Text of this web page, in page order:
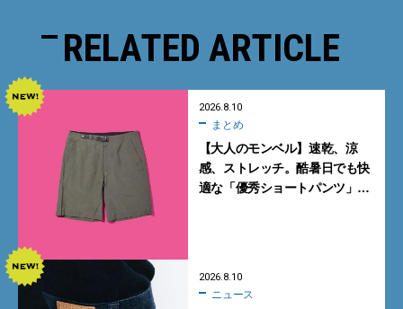
RELATED ARTICLE
2026.8.10
まとめ
【大人のモンベル】速乾、涼
感、ストレッチ。酷暑日でも快
適な「優秀ショートパンツ」5
2026.8.10
ニュース